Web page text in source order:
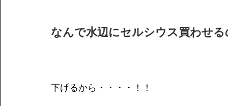
なんで水辺にセルシウス買わせ
下げるから・・・・！！